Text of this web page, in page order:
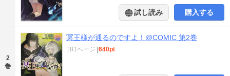
試し読み 購入する
2
巻
冥王様が通るのですよ！@COMIC 第2巻
181ページ |640pt